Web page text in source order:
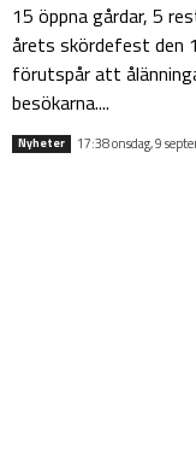
15 öppna gårdar, 5
årets skördefest den
förutspår att
besökarna....
Nyheter 17:38 onsdag, 9